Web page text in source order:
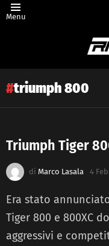
Menu
triumph 800
Latest
story
Triumph Tiger
di Marco Lasala 4
Era stato
Tiger 800 e 800XC
aggressivi e